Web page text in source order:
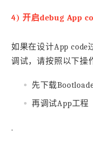
4) 开启debug App
如果在设计App code
调试，请按照以下操
先下载
再调试App工程
.